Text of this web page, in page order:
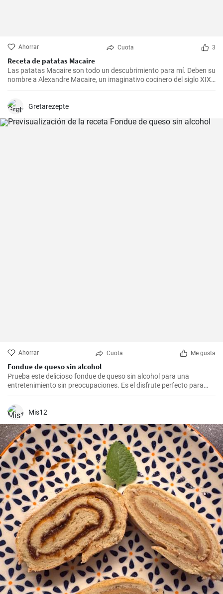
Ahorrar Cuota 3
Receta de patatas Macaire
Las patatas Macaire son todo un descubrimiento para mí. Deben su
nombre a Alexandre Macaire, un imaginativo cocinero del siglo XIX.
Este plato de patatas de sabor exquisito es en realidad muy sencillo
cocinar con mi familia los fines de semana, cuando podemos
¡tendrás una sabrosa receta de guarnición en tu repertorio culinario
Gretarezepte
Ahorrar Cuota Me gusta
Fondue de queso sin alcohol
Prueba este delicioso fondue de queso sin alcohol para una
entretenimiento sin preocupaciones. Es el disfrute perfecto para
una noche acogedora con amigos y familiares. Sírvelo con tus
guarniciones favoritas como pan crujiente, verduras o incluso
frutas para una experiencia culinaria inolvidable.
Mis12